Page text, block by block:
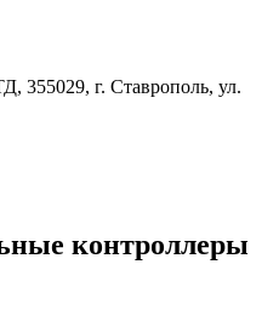
355029, г. Ставрополь, ул.
контроллеры